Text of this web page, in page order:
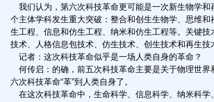
我们认为，第六次科技革命更可能是一次新生物学和
个主体学科发生重大突破：整合和创生生物学、思维和
生工程、信息和仿生工程、纳米和仿生工程等。关键技
技术、人格信息包技术、仿生技术、创生技术和再生技
记者：这次科技革命似乎是一场人类自身的革命？
何传启：的确，前五次科技革命主要是关于物理世界
六次科技革命“革”到人类自身了。
在这次科技革命中，生命科学、信息科学、纳米科学